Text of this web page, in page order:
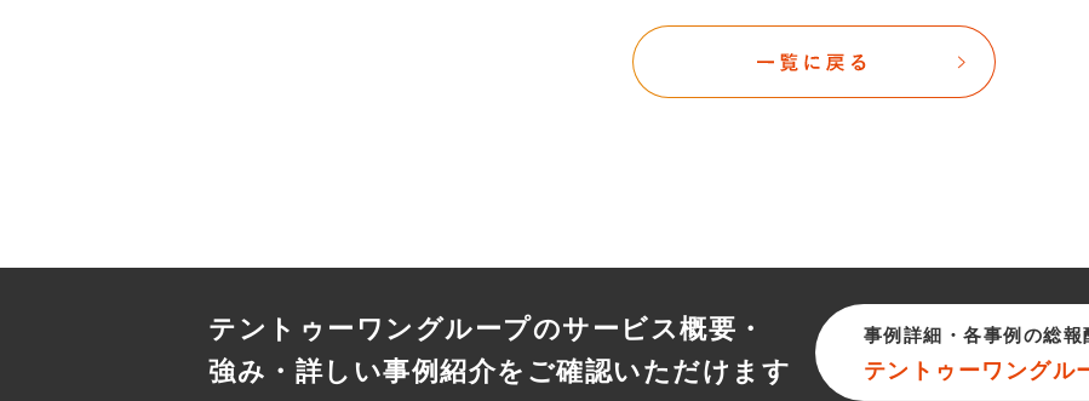
テントゥーワングループのサービス概要・
強み・詳しい事例紹介をご確認いただけます
事例詳細・各事例の総報
テントゥーワングル